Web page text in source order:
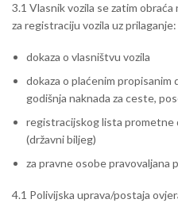
3.1 Vlasnik vozila se zatim
za registraciju vozila uz prilaganje:
dokaza o vlasništvu vozila
dokaza o plaćenim propisanim
godišnja naknada za ceste,
registracijskog lista prometne
(državni biljeg)
za pravne osobe pravovaljana
4.1 Polivijska uprava/postaja